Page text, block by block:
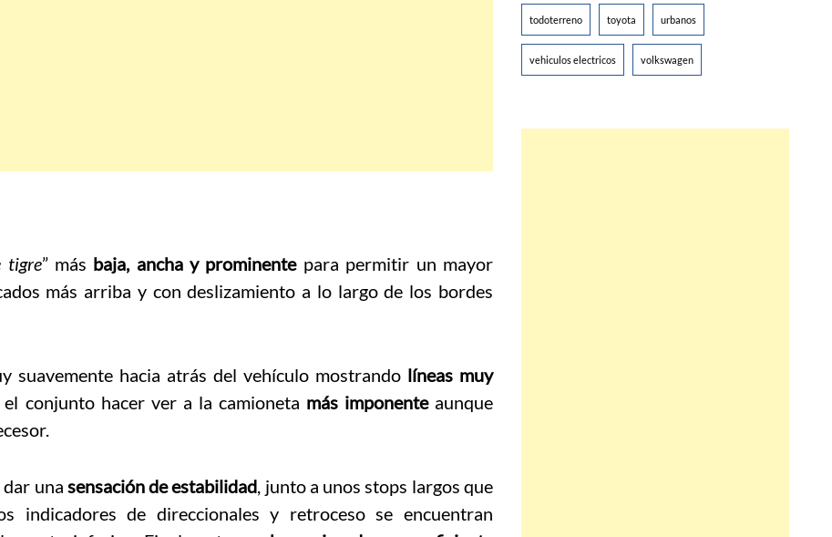
tigre” más baja, ancha y prominentepara permitir un mayor
más arriba y con deslizamiento a lo largo de los bordes
suavemente hacia atrás del vehículo mostrando líneas muy
conjunto hacer ver a la camioneta más imponenteaunque
dar una sensación de estabilidad, junto a unos stops largos que
indicadores de direccionales y retroceso se encuentran
todoterreno toyota urbanos
vehiculos electricos volkswagen